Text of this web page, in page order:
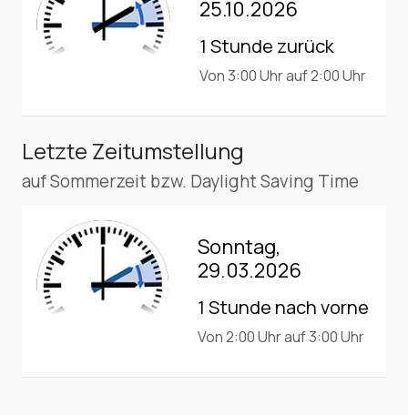
25.10.2026
1 Stunde zurück
Von 3:00 Uhr auf 2:00 Uhr
Letzte Zeitumstellung
auf Sommerzeit bzw. Daylight Saving Time
Sonntag,
29.03.2026
1 Stunde nach vorne
Von 2:00 Uhr auf 3:00 Uhr